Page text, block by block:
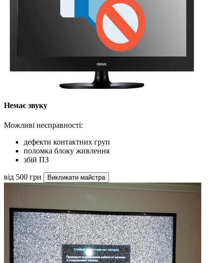
Немає звуку
Можливі несправності:
дефекти контактних груп
поломка блоку живлення
збій ПЗ
від 500 грн Викликати майстра